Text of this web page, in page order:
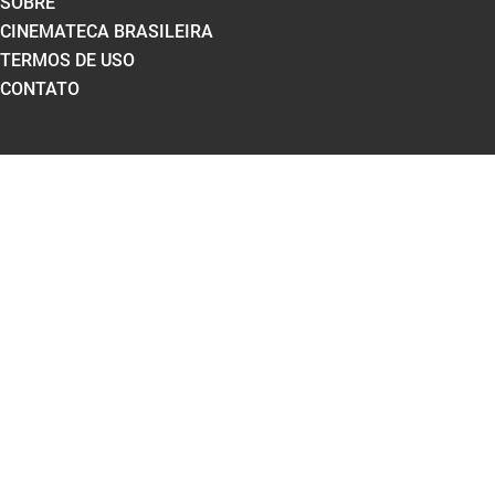
CINEMATECA BRASILEIRA
TERMOS DE USO
CONTATO